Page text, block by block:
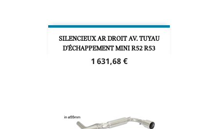
SILENCIEUX AR DROIT AV. TUYAU
D'ÉCHAPPEMENT MINI R52 R53
Prix
1 631,68 €